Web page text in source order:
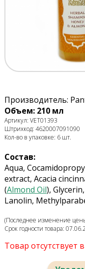
Производитель:
Объем: 210 мл
Артикул: VET01393
Штрихкод: 4620007091090
Кол-во в упаковке: 6 шт.
Состав:
Aqua,
extract, Acacia
(Almond Oil),
Lanolin,
(Последнее изменение
Срок годности товара:
Товар отсутствует